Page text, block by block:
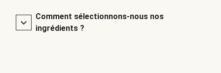
Comment sélectionnons-nous nos
ingrédients ?